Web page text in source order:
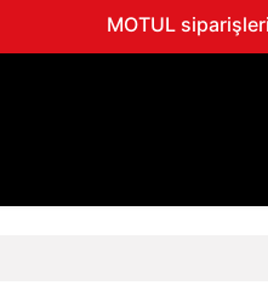
MOTUL